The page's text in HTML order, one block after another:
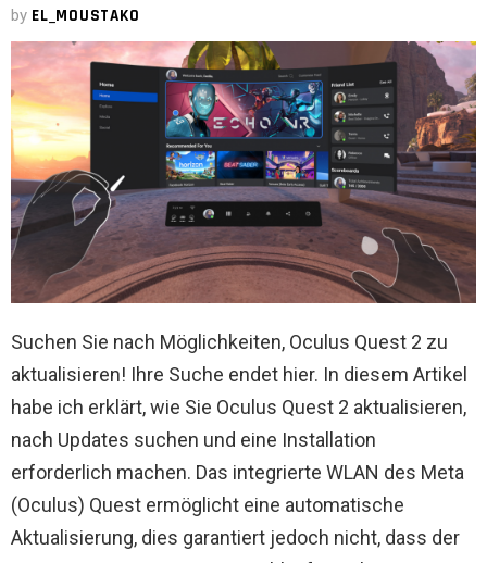
by EL_MOUSTAKO
Suchen Sie nach Möglichkeiten, Oculus Quest 2 zu
aktualisieren! Ihre Suche endet hier. In diesem Artikel
habe ich erklärt, wie Sie Oculus Quest 2 aktualisieren,
nach Updates suchen und eine Installation
erforderlich machen. Das integrierte WLAN des Meta
(Oculus) Quest ermöglicht eine automatische
Aktualisierung, dies garantiert jedoch nicht, dass der